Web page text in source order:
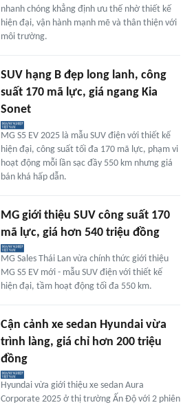
nhanh chóng khẳng định ưu thế nhờ thiết kế
hiện đại, vận hành mạnh mẽ và thân thiện với
môi trường.
SUV hạng B đẹp long lanh, công
suất 170 mã lực, giá ngang Kia
Sonet
MG S5 EV 2025 là mẫu SUV điện với thiết kế
hiện đại, công suất tối đa 170 mã lực, phạm vi
hoạt động mỗi lần sạc đầy 550 km nhưng giá
bán khá hấp dẫn.
MG giới thiệu SUV công suất 170
mã lực, giá hơn 540 triệu đồng
MG Sales Thái Lan vừa chính thức giới thiệu
MG S5 EV mới - mẫu SUV điện với thiết kế
hiện đại, tầm hoạt động tối đa 550 km.
Cận cảnh xe sedan Hyundai vừa
trình làng, giá chỉ hơn 200 triệu
đồng
Hyundai vừa giới thiệu xe sedan Aura
Corporate 2025 ở thị trường Ấn Độ với 2 phiên